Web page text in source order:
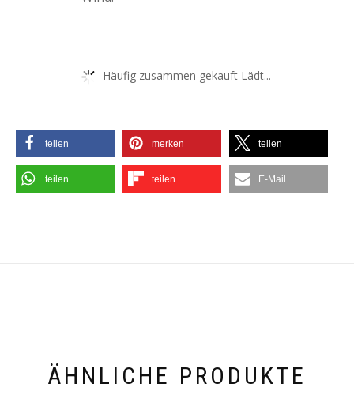
Häufig zusammen gekauft Lädt...
teilen merken teilen
teilen teilen E-Mail
ÄHNLICHE PRODUKTE